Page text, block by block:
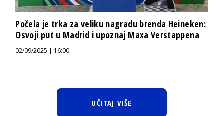
Počela je trka za veliku nagradu brenda Heineken:
Osvoji put u Madrid i upoznaj Maxa Verstappena
02/09/2025 | 16:00
UČITAJ VIŠE